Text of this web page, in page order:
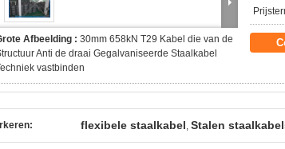
Afbeelding : 30mm 658kN T29 Kabel die van de
Anti de draai Gegalvaniseerde Staalkabel
vastbinden
flexibele staalkabel, Stalen